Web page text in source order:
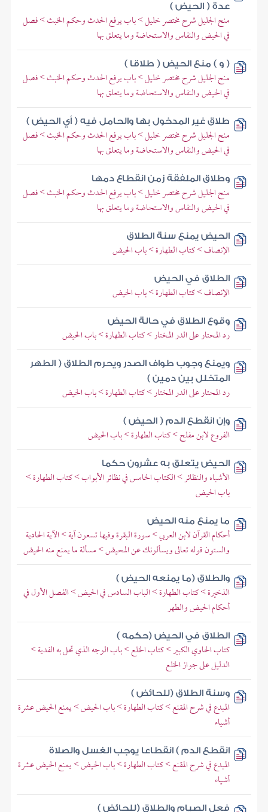
عدة ( الحيض )
منح الجليل شرح مختصر خليل > باب يرفع الحدث وحكم الخبث > فصل
في الحيض والنفاس والاستحاضة وما يتعلق بها
( و ) منع الحيض ( طلاقا )
منح الجليل شرح مختصر خليل > باب يرفع الحدث وحكم الخبث > فصل
في الحيض والنفاس والاستحاضة وما يتعلق بها
طلاق غير المدخول بها والحامل فيه ( أي الحيض )
منح الجليل شرح مختصر خليل > باب يرفع الحدث وحكم الخبث > فصل
في الحيض والنفاس والاستحاضة وما يتعلق بها
وطلاق الملفقة زمن انقطاع دمها
منح الجليل شرح مختصر خليل > باب يرفع الحدث وحكم الخبث > فصل
في الحيض والنفاس والاستحاضة وما يتعلق بها
الحيض يمنع سنة الطلاق
الإنصاف > كتاب الطهارة > باب الحيض
الطلاق في الحيض
الإنصاف > كتاب الطهارة > باب الحيض
وقوع الطلاق في حالة الحيض
رد المحتار على الدر المختار > كتاب الطهارة > باب الحيض
ويمنع وجوب طواف الصدر ويحرم الطلاق ( الطهر
المتخلل بين دمين )
رد المحتار على الدر المختار > كتاب الطهارة > باب الحيض
وإن انقطع الدم ( الحيض )
الفروع لابن مفلح > كتاب الطهارة > باب الحيض
الحيض يتعلق به عشرون حكما
الأشباه والنظائر > الكتاب الخامس في نظائر الأبواب > كتاب الطهارة >
باب الحيض
ما يمنع منه الحيض
أحكام القرآن لابن العربي > سورة البقرة وفيها تسعون آية > الآية الحادية
والستون قوله تعالى ويسألونك عن المحيض > مسألة ما يمنع منه الحيض
والطلاق (ما يمنعه الحيض )
الذخيرة > كتاب الطهارة > الباب السادس في الحيض > الفصل الأول في
أحكام الحيض والطهر
الطلاق في الحيض (حكمه )
كتاب الحاوي الكبير > كتاب الخلع > باب الوجه الذي تحل به الفدية >
الدليل على جواز الخلع
وسنة الطلاق (للحائض )
المبدع في شرح المقنع > كتاب الطهارة > باب الحيض > يمنع الحيض عشرة
أشياء
انقطع الدم ) انقطاعا يوجب الغسل والصلاة
المبدع في شرح المقنع > كتاب الطهارة > باب الحيض > يمنع الحيض عشرة
أشياء
فعل الصيام والطلاق (للحائض )